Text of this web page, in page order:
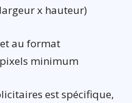
x hauteur)
au format
minimum
est spécifique,